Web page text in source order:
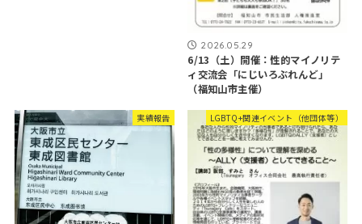
2026.05.29
6/13（土）開催：性的マイノリテ
ィ交流会「にじいろぶれんど」
（福知山市主催）
実績報告 LGBTQ+関連イベント（他団体等）